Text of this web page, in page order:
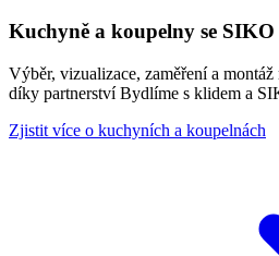
Kuchyně a koupelny se SIKO
Výběr, vizualizace, zaměření a
díky partnerství Bydlíme s klidem a
Zjistit více o kuchyních a koupelnách